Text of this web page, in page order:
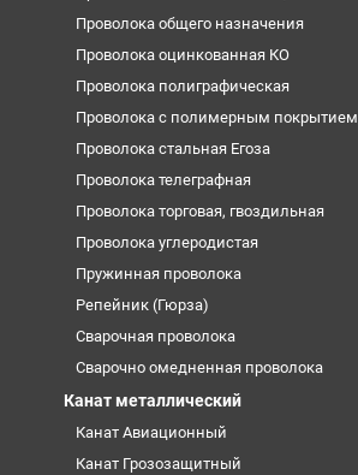
Проволока общего назначения
Проволока оцинкованная КО
Проволока полиграфическая
Проволока с полимерным покрытием
Проволока стальная Егоза
Проволока телеграфная
Проволока торговая, гвоздильная
Проволока углеродистая
Пружинная проволока
Репейник (Гюрза)
Сварочная проволока
Сварочно омедненная проволока
Канат металлический
Канат Авиационный
Канат Грозозащитный